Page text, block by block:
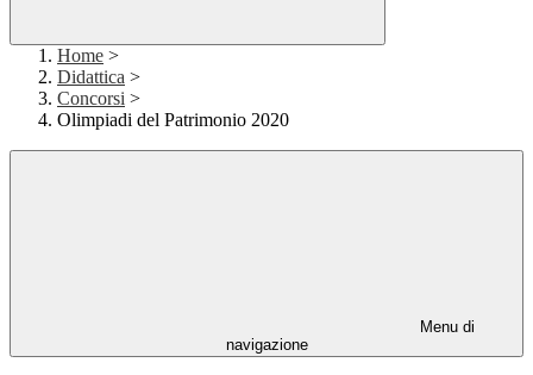
Home >
Didattica >
Concorsi >
Olimpiadi del Patrimonio 2020
Menu di
navigazione